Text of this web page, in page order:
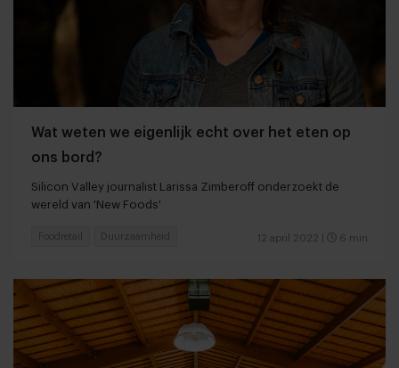
Wat weten we eigenlijk echt over het eten op
ons bord?
Silicon Valley journalist Larissa Zimberoff onderzoekt de
wereld van 'New Foods'
12 april 2022 6 min
Foodretail Duurzaamheid